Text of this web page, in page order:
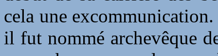
cela une
il fut nommé archevêque